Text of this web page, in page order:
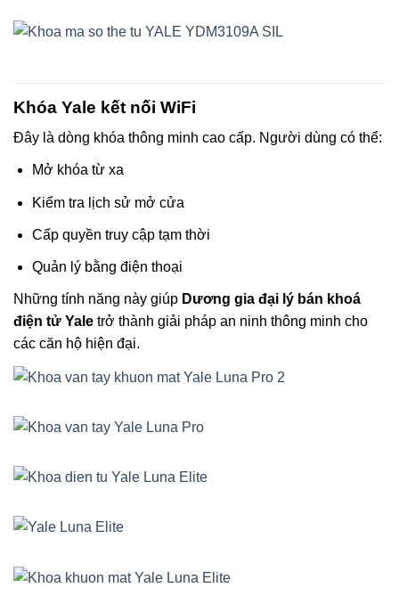
Khóa Yale kết nối WiFi
Đây là dòng khóa thông minh cao cấp. Người dùng có thể:
Mở khóa từ xa
Kiểm tra lịch sử mở cửa
Cấp quyền truy cập tạm thời
Quản lý bằng điện thoại
Những tính năng này giúp Dương gia đại lý bán khoá
điện tử Yale trở thành giải pháp an ninh thông minh cho
các căn hộ hiện đại.